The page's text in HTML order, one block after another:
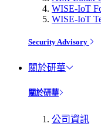
WISE-IoT
WISE-IoT
Security Advisory
關於研華
關於研華
公司資訊